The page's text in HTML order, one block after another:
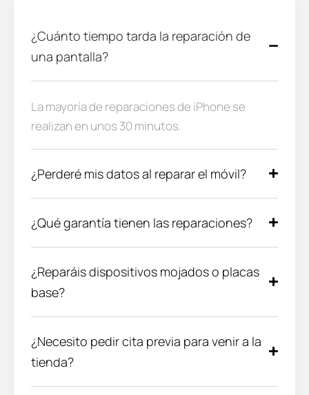
¿Cuánto tiempo tarda la reparación de
una pantalla?
La mayoría de reparaciones de iPhone se
realizan en unos 30 minutos.
¿Perderé mis datos al reparar el móvil?
¿Qué garantía tienen las reparaciones?
¿Reparáis dispositivos mojados o placas
base?
¿Necesito pedir cita previa para venir a la
tienda?